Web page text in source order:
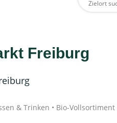
Daten werden geladen
Freiburg
& Trinken • Bio-Vollsortiment